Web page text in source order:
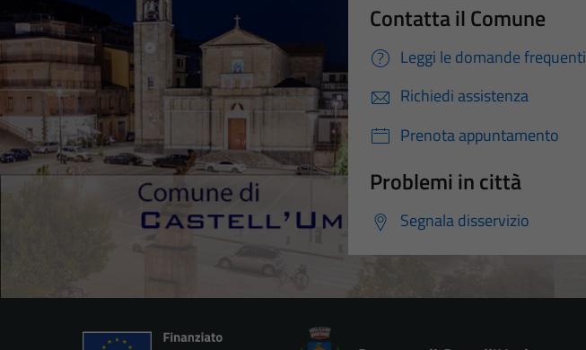
Contatta il Comune
Leggi le domande frequenti
Richiedi assistenza
Prenota appuntamento
Problemi in città
Segnala disservizio